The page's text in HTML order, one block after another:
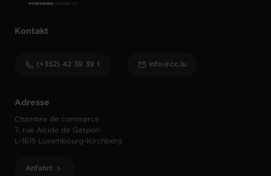
Adresse
Chambre de commerce
7, rue Alcide de Gasperi
L-1615 Luxembourg-Kirchberg
Anfahrt
Kontakt
(+352) 42 39 39 1 info@cc.lu